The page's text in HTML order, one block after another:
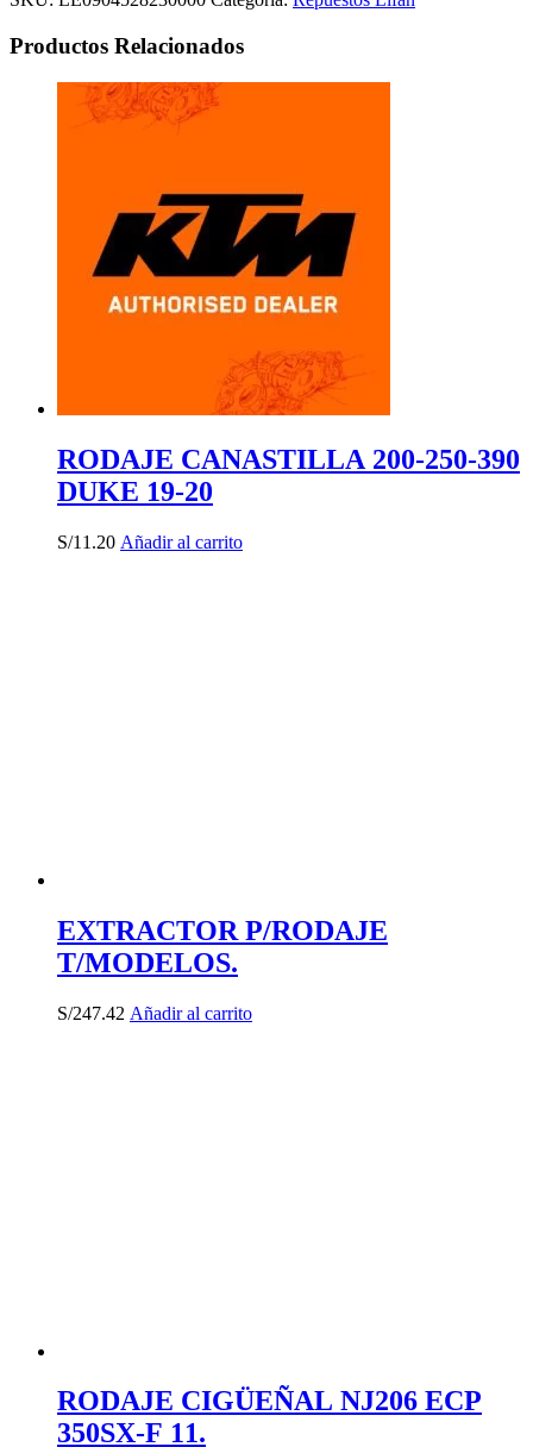
Productos Relacionados
RODAJE CANASTILLA 200-250-390
DUKE 19-20
S/11.20 Añadir al carrito
EXTRACTOR P/RODAJE
T/MODELOS.
S/247.42 Añadir al carrito
RODAJE CIGÜEÑAL NJ206 ECP
350SX-F 11.